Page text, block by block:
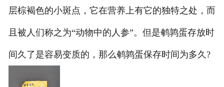
加入新东方
联系我们
层棕褐色的小斑点，它在营养上有它的独特之处，而
且被人们称之为“动物中的人参”。但是鹌鹑蛋存放时
间久了是容易变质的，那么鹌鹑蛋保存时间为多久?